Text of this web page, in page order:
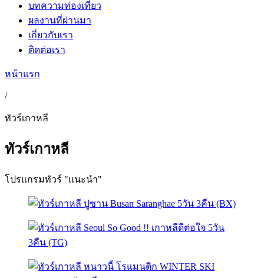
บทความท่องเที่ยว
ผลงานที่ผ่านมา
เกี่ยวกับเรา
ติดต่อเรา
หน้าแรก
/
ทัวร์เกาหลี
ทัวร์เกาหลี
โปรแกรมทัวร์ "แนะนำ"